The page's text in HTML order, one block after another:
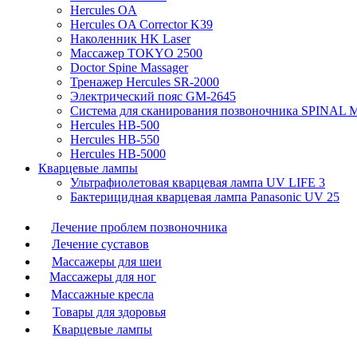
Hercules OA
Hercules OA Corrector K39
Наколенник HK Laser
Массажер TOKYO 2500
Doctor Spine Massager
Тренажер Hercules SR-2000
Электрический пояс GM-2645
Система для сканирования позвоночника SPINAL
Hercules HB-500
Hercules HB-550
Hercules HB-5000
Кварцевые лампы
Ультрафиолетовая кварцевая лампа UV LIFE 3
Бактерицидная кварцевая лампа Panasonic UV 25
Лечение проблем позвоночника
Лечение суставов
Массажеры для шеи
Массажеры для ног
Массажные кресла
Товары для здоровья
Кварцевые лампы